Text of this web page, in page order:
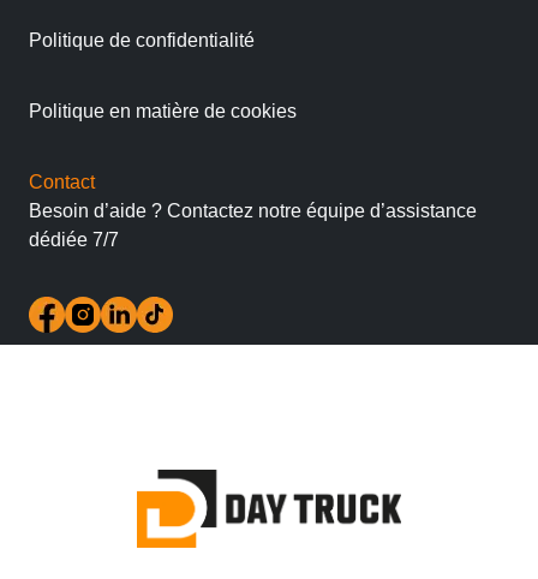
Politique de confidentialité
Politique en matière de cookies
Contact
Besoin d’aide ? Contactez notre équipe d’assistance
dédiée 7/7